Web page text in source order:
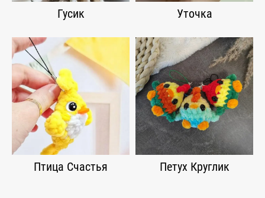
Гусик Уточка
Птица Счастья Петух Круглик